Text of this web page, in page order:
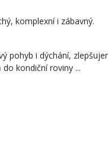
komplexní i zábavný.
i dýchání,
kondiční roviny ...